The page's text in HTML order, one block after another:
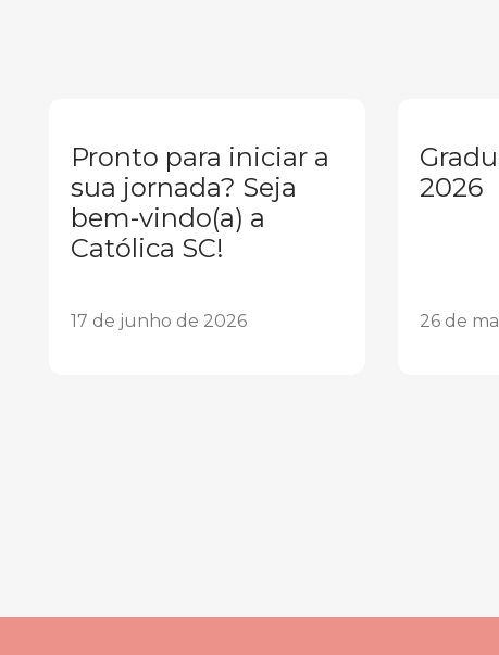
Pronto para iniciar a
sua jornada? Seja
bem-vindo(a) a
Católica SC!
17 de junho de 2026
2026
26 de